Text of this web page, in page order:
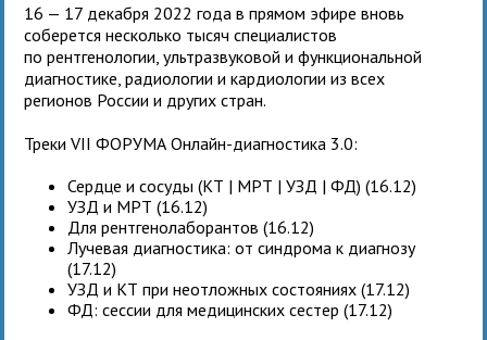
16 — 17 декабря 2022 года в прямом эфире вновь
соберется несколько тысяч специалистов
по рентгенологии, ультразвуковой и функциональной
диагностике, радиологии и кардиологии из всех
регионов России и других стран.
Треки VII ФОРУМА Онлайн-диагностика 3.0:
Сердце и сосуды (КТ | МРТ | УЗД | ФД) (16.12)
УЗД и МРТ (16.12)
Для рентгенолаборантов (16.12)
Лучевая диагностика: от синдрома к диагнозу
(17.12)
УЗД и КТ при неотложных состояниях (17.12)
ФД: сессии для медицинских сестер (17.12)